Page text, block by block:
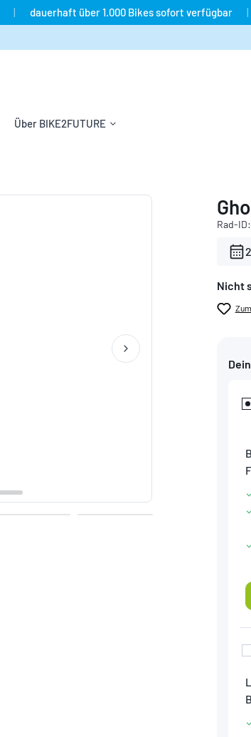
| dauerhaft über 1.000 Bikes sofort verfügbar |
Über BIKE2FUTURE
Rad-
Nicht